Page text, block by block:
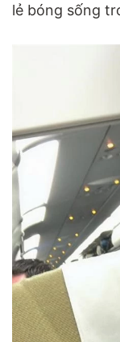
lẻ bóng sống